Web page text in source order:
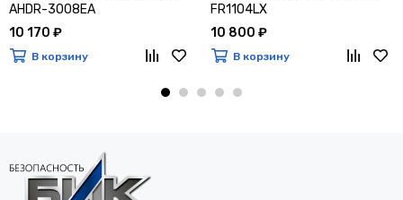
AHDR-3008EA
10 170 ₽
В корзину
FR1104LX
10 800 ₽
В корзину